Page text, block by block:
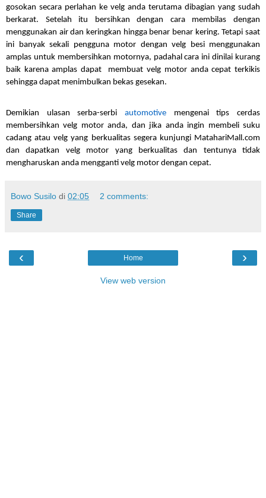
gosokan secara perlahan ke velg anda terutama dibagian yang sudah
berkarat. Setelah itu bersihkan dengan cara membilas dengan
menggunakan air dan keringkan hingga benar benar kering. Tetapi saat
ini banyak sekali pengguna motor dengan velg besi menggunakan
amplas untuk membersihkan motornya, padahal cara ini dinilai kurang
baik karena amplas dapat membuat velg motor anda cepat terkikis
sehingga dapat menimbulkan bekas gesekan.
Demikian ulasan serba-serbi automotive mengenai tips cerdas
membersihkan velg motor anda, dan jika anda ingin membeli suku
cadang atau velg yang berkualitas segera kunjungi MatahariMall.com
dan dapatkan velg motor yang berkualitas dan tentunya tidak
mengharuskan anda mengganti velg motor dengan cepat.
Bowo Susilo di 02:05 2 comments:
Share
‹ ›
Home
View web version